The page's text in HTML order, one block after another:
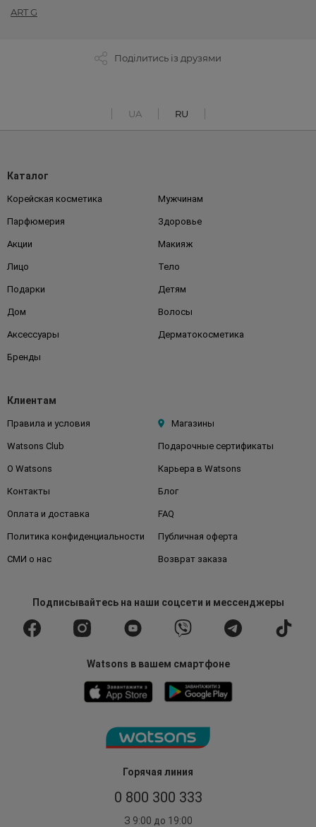
ART G
Поділитись із друзями
UA RU
Горячая линия
0 800 300 333
З 9:00 до 19:00
Каталог
Корейская косметика Мужчинам
Парфюмерия Здоровье
Акции Макияж
Лицо Тело
Подарки Детям
Дом Волосы
Аксессуары Дерматокосметика
Бренды
Клиентам
Правила и условия Магазины
Watsons Club Подарочные сертификаты
О Watsons Карьера в Watsons
Контакты Блог
Оплата и доставка FAQ
Политика конфиденциальности Публичная оферта
СМИ о нас Возврат заказа
Подписывайтесьна наши соцсети и мессенджеры
Watsons в вашем смартфоне